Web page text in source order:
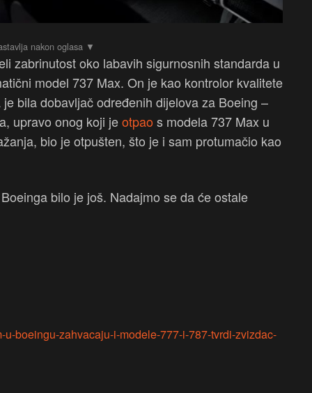
zabrinutost oko labavih sigurnosnih standarda u
model 737 Max. On je kao kontrolor kvalitete
bila dobavljač određenih dijelova za Boeing –
upravo onog koji jeotpaos modela 737 Max u
bio je otpušten, što je i sam protumačio kao
bilo je još. Nadajmo se da će ostale
boeingu-zahvacaju-i-modele-777-i-787-tvrdi-zvizdac-